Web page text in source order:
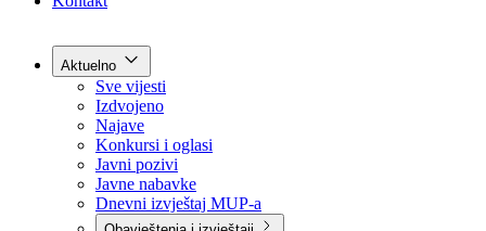
Kontakt
Aktuelno
Sve vijesti
Izdvojeno
Najave
Konkursi i oglasi
Javni pozivi